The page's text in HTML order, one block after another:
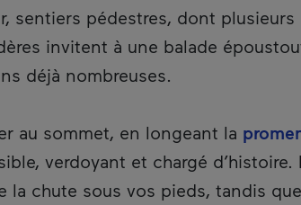
sentiers pédestres, dont plusieurs
s'ouvrira dans une nouvelle
invitent à une balade
déjà nombreuses.
au sommet, en longeant la
verdoyant et chargé
la chute sous vos pieds, tandis